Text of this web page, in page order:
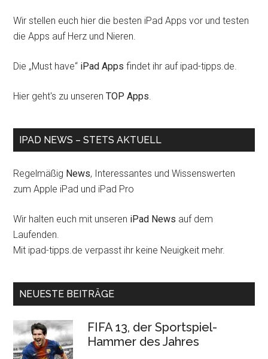
Wir stellen euch hier die besten iPad Apps vor und testen
die Apps auf Herz und Nieren.
Die „Must have“ iPad Apps findet ihr auf ipad-tipps.de.
Hier geht's zu unserenTOP Apps.
IPAD NEWS – STETS AKTUELL
Regelmäßig News, Interessantes und Wissenswerten
zum Apple iPad und iPad Pro
Wir halten euch mit unseren iPad News auf dem
Laufenden.
Mit ipad-tipps.de verpasst ihr keine Neuigkeit mehr.
NEUESTE BEITRÄGE
FIFA 13, der Sportspiel-
Hammer des Jahres